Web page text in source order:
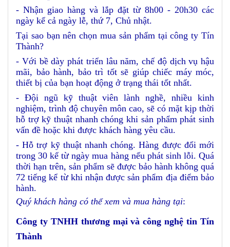
- Nhận giao hàng và lắp đặt từ 8h00 - 20h30 các
ngày kể cả ngày lễ, thứ 7, Chủ nhật.
Tại sao bạn nên chọn mua sản phẩm tại công ty Tín
Thành?
- Với bề dày phát triển lâu năm, chế độ dịch vụ hậu
mãi, bảo hành, bảo trì tốt sẽ giúp chiếc máy móc,
thiết bị của bạn hoạt động ở trạng thái tốt nhất.
- Đội ngũ kỹ thuật viên lành nghề, nhiều kinh
nghiệm, trình độ chuyên môn cao, sẽ có mặt kịp thời
hỗ trợ kỹ thuật nhanh chóng khi sản phẩm phát sinh
vấn đề hoặc khi được khách hàng yêu cầu.
- Hỗ trợ kỹ thuật nhanh chóng. Hàng được đổi mới
trong 30 kể từ ngày mua hàng nếu phát sinh lỗi. Quá
thời hạn trên, sản phẩm sẽ được bảo hành không quá
72 tiếng kể từ khi nhận được sản phẩm địa điểm bảo
hành.
Quý khách hàng có thể xem và mua hàng tại:
Công ty TNHH thương mại và công nghệ tin Tín
Thành